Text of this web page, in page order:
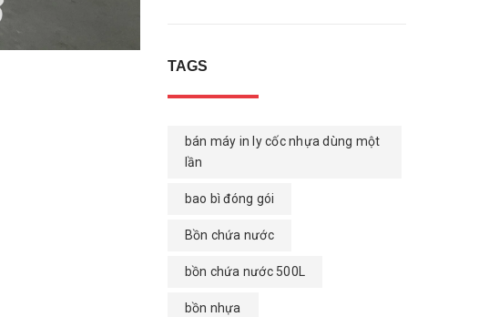
TAGS
bán máy in ly cốc nhựa dùng một
lần
bao bì đóng gói
Bồn chứa nước
bồn chứa nước 500L
bồn nhựa